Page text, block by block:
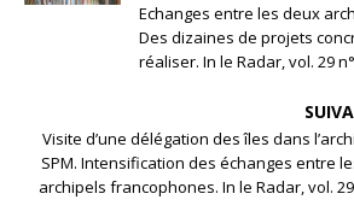
Echanges entre les deux
Des dizaines de projets
réaliser. In le Radar, vol. 29
Visite d’une délégation des îles dans
SPM. Intensification des échanges entre
archipels francophones. In le Radar, vol. 29,